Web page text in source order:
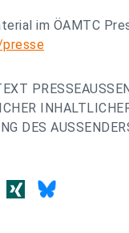
im ÖAMTC
DES